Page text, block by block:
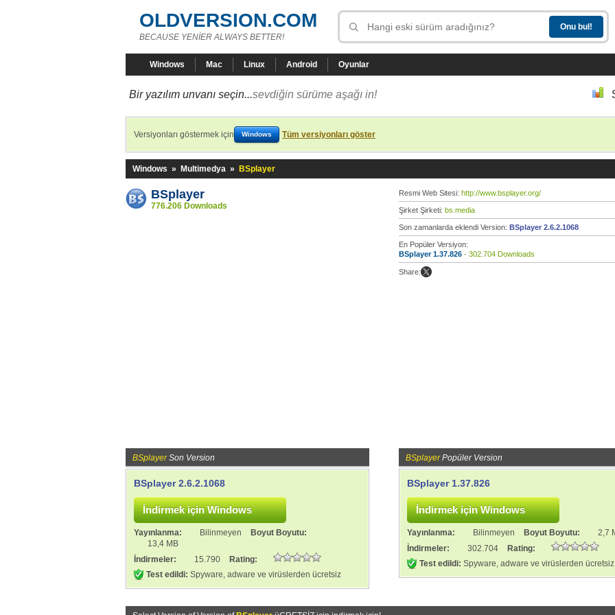
OLDVERSION.COM
BECAUSE YENİER ALWAYS BETTER!
Windows Mac Linux Android Oyunlar
Bir yazılım unvanı seçin...sevdiğin sürüme aşağı in!
Versiyonları göstermek için Windows Tüm versiyonları göster
Windows » Multimedya » BSplayer
BSplayer
776.206 Downloads
Resmi Web Sitesi: http://www.bsplayer.org/
Şirket Şirketi: bs.media
Son zamanlarda eklendi Version: BSplayer 2.6.2.1068
En Popüler Versiyon:
BSplayer 1.37.826 - 302.704 Downloads
Share:
BSplayerSon Version
BSplayer 2.6.2.1068
Yayınlanma: Bilinmeyen
Boyut Boyutu:
13,4 MB
İndirmeler:
15.790
Rating:
Test edildi: Spyware, adware ve virüslerden ücretsiz
BSplayerPopüler Version
BSplayer 1.37.826
Yayınlanma: Bilinmeyen Boyut Boyutu:
2,7
İndirmeler:
302.704
Rating:
Test edildi: Spyware, adware ve virüslerden ücretsiz